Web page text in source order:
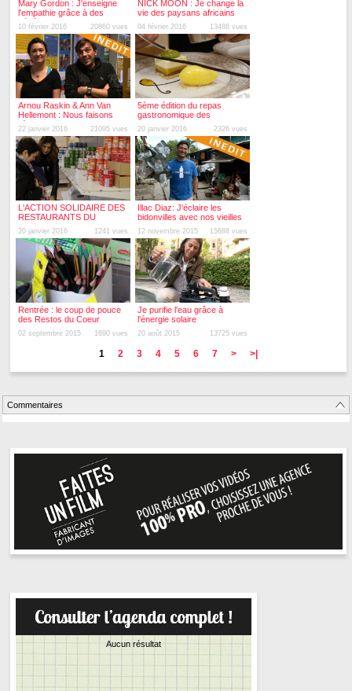
Mary Gordon : J'enseigne
l'empathie grâce à des
bébés
10 février 2016 20860 vues
NICK MOON : Je change la
vie des paysans africains
les plus pauvres
04 février 2016 13486 vues
Arnou Raskin & Ann Van
Hellemont : Nous faisons
l'école dans la rue
22 janvier 2016 21095 vues
5ème édition du repas
gastronomique des
restaurants du coeur
20 janvier 2016 2326 vues
L'ACTION SOLIDAIRE DES
RESTAURANTS DU
COEUR DU DOUBS
20 janvier 2016 1241 vues
Illac Diaz: J'éclaire les
bidonvilles avec nos vieilles
bouteilles en plastique
12 novembre 2015 15688 vues
Rentrée : le coup de pouce
des Restos du Coeur
02 septembre 2015 1690 vues
Je purifie l'eau grâce à
l'énergie solaire
20 août 2015 13725 vues
1 2 3 4 5 6 7 > >|
Commentaires
Aucun résultat